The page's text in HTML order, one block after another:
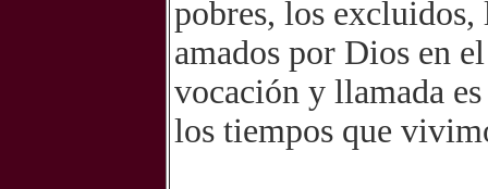
pobres, los excluidos,
amados por Dios en
vocación y llamada
los tiempos que